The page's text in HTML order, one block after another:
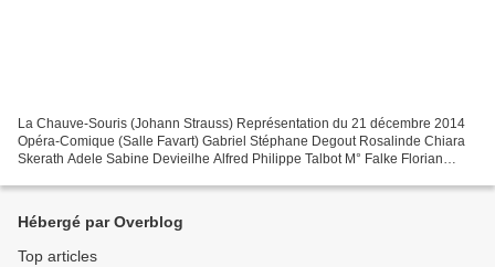
La Chauve-Souris (Johann Strauss) Représentation du 21 décembre 2014
Opéra-Comique (Salle Favart) Gabriel Stéphane Degout Rosalinde Chiara
Skerath Adele Sabine Devieilhe Alfred Philippe Talbot M° Falke Florian
Hébergé par Overblog
Top articles